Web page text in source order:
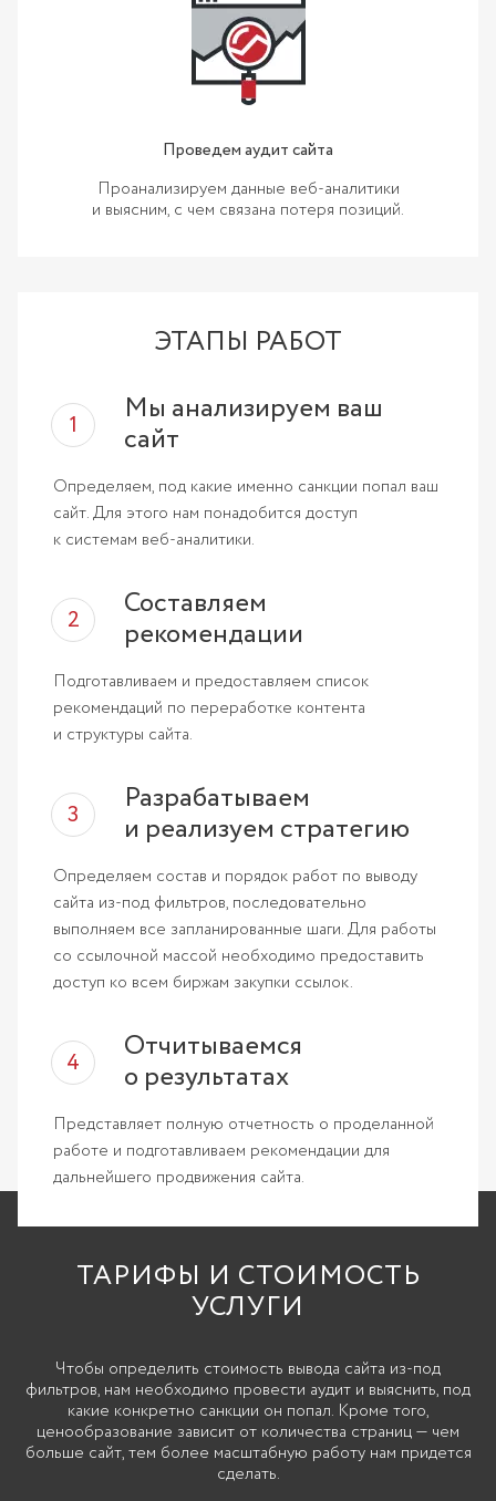
Проведем аудит сайта
Проанализируем данные веб-аналитики
и выясним, с чем связана потеря позиций.
ЭТАПЫ РАБОТ
Мы анализируем ваш
сайт
Определяем, под какие именно санкции попал ваш
сайт. Для этого нам понадобится доступ
к системам веб-аналитики.
Составляем
рекомендации
Подготавливаем и предоставляем список
рекомендаций по переработке контента
и структуры сайта.
Разрабатываем
и реализуем стратегию
Определяем состав и порядок работ по выводу
сайта из-под фильтров, последовательно
выполняем все запланированные шаги. Для работы
со ссылочной массой необходимо предоставить
доступ ко всем биржам закупки ссылок.
Отчитываемся
о результатах
Представляет полную отчетность о проделанной
работе и подготавливаем рекомендации для
дальнейшего продвижения сайта.
ТАРИФЫ И СТОИМОСТЬ
УСЛУГИ
Чтобы определить стоимость вывода сайта из-под
фильтров, нам необходимо провести аудит и выяснить, под
какие конкретно санкции он попал. Кроме того,
ценообразование зависит от количества страниц — чем
больше сайт, тем более масштабную работу нам придется
сделать.